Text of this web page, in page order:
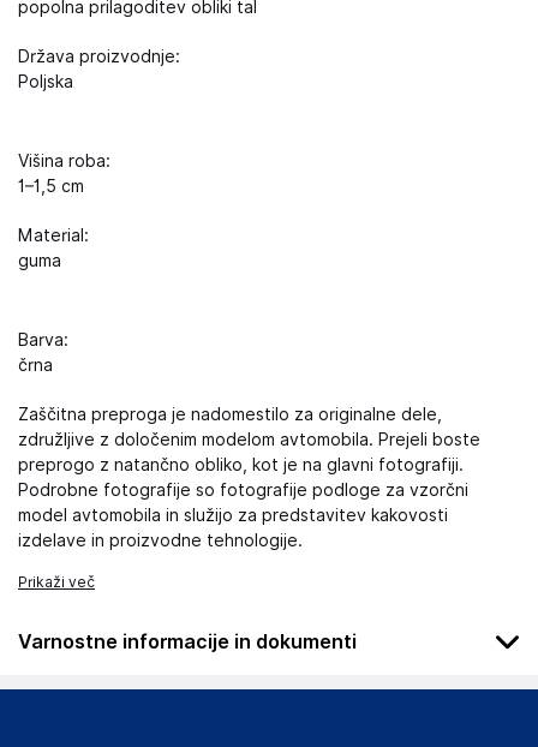
popolna prilagoditev obliki tal
Država proizvodnje:
Poljska
Višina roba:
1–1,5 cm
Material:
guma
Barva:
črna
Zaščitna preproga je nadomestilo za originalne dele,
združljive z določenim modelom avtomobila. Prejeli boste
preprogo z natančno obliko, kot je na glavni fotografiji.
Podrobne fotografije so fotografije podloge za vzorčni
model avtomobila in služijo za predstavitev kakovosti
izdelave in proizvodne tehnologije.
Prikaži več
Varnostne informacije in dokumenti
Podatki o proizvajalcu